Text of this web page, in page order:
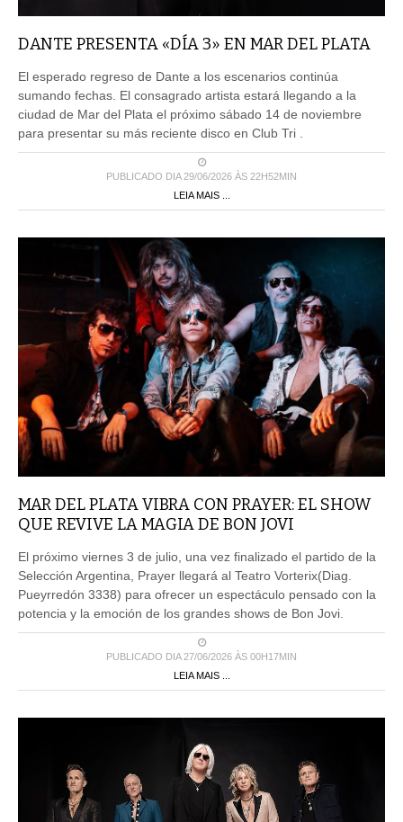
DANTE PRESENTA «DÍA 3» EN MAR DEL PLATA
El esperado regreso de Dante a los escenarios continúa
sumando fechas. El consagrado artista estará llegando a la
ciudad de Mar del Plata el próximo sábado 14 de noviembre
para presentar su más reciente disco en Club Tri .
PUBLICADO DIA 29/06/2026 ÀS 22H52MIN
LEIA MAIS ...
MAR DEL PLATA VIBRA CON PRAYER: EL SHOW
QUE REVIVE LA MAGIA DE BON JOVI
El próximo viernes 3 de julio, una vez finalizado el partido de la
Selección Argentina, Prayer llegará al Teatro Vorterix(Diag.
Pueyrredón 3338) para ofrecer un espectáculo pensado con la
potencia y la emoción de los grandes shows de Bon Jovi.
PUBLICADO DIA 27/06/2026 ÀS 00H17MIN
LEIA MAIS ...